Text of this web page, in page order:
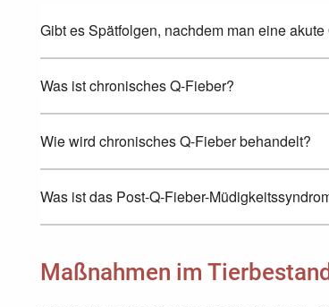
Gibt es Spätfolgen, nachdem man eine
Was ist chronisches Q-Fieber?
Wie wird chronisches Q-Fieber behandelt?
Was ist das Post-Q-Fieber-
Maßnahmen im Tierbestand